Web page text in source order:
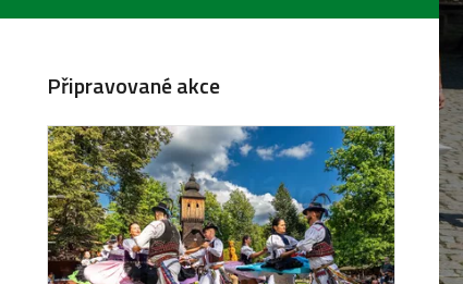
Připravované akce